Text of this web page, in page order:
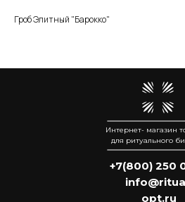
Гроб Элитный "Барокко"
Интернет- магазин
для ритуального
+7(800) 250
opt.ru